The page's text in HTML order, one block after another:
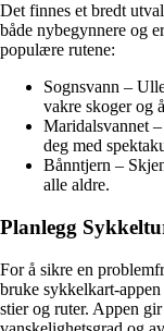
Det finnes et bredt
både nybegynnere og
populære rutene:
Sognsvann –
vakre skoger og
Maridalsvannet
deg med
Bånntjern –
alle aldre.
Planlegg
For å sikre en
bruke sykkelkart-
stier og ruter. Appen